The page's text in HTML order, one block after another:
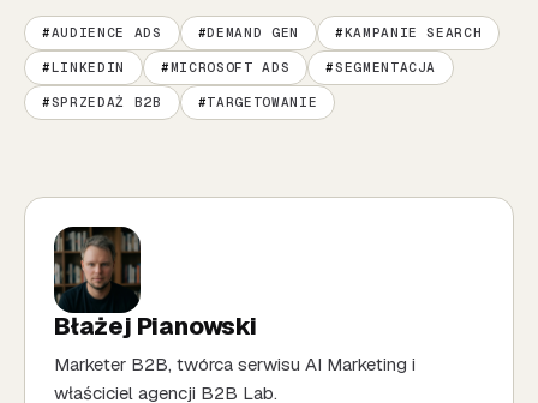
AUDIENCE ADS DEMAND GEN KAMPANIE SEARCH
LINKEDIN MICROSOFT ADS SEGMENTACJA
SPRZEDAŻ B2B TARGETOWANIE
Błażej Pianowski
Marketer B2B, twórca serwisu AI Marketing i
właściciel agencji B2B Lab.